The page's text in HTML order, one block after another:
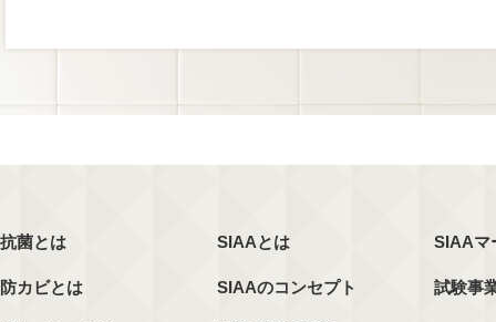
抗菌とは
防カビとは
SIAAとは
SIAAのコンセプト
SIAAマ
試験事